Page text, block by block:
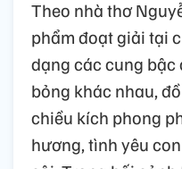
Theo nhà thơ
phẩm đoạt giải tại
dạng các cung bậc
bỏng khác nhau,
chiều kích phong
hương, tình yêu